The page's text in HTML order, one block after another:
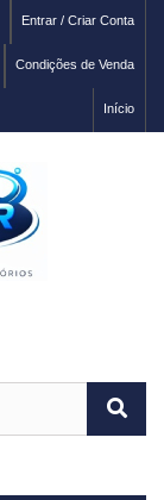
Entrar / Criar Conta
Condições de Venda
Início